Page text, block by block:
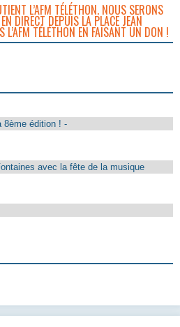
L’AFM TÉLÉTHON. NOUS SERONS
DIRECT DEPUIS LA PLACE JEAN
TÉLÉTHON EN FAISANT UN DON !
8ème édition ! -
avec la fête de la musique